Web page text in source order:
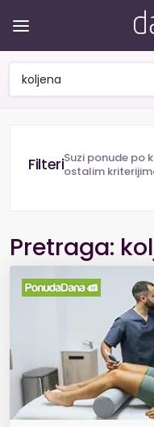
Suzi ponude po
ostalim
Pretraga: